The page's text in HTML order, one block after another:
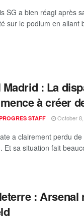
SG a bien réagi après
sur le podium en allant
Madrid : La
à créer
STAFF October
a clairement perdu
Et sa situation fait
: Arsenal